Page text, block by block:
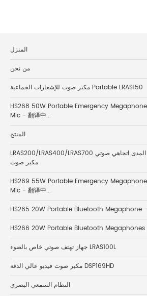
المنزل
من نحن
مكبر صوت للإشعارات الجماعية Partable LRAS150
HS268 50W Portable Emergency
Mic - 翻译中...
المنتج
LRAS200/LRAS400/LRAS700 مكبر صوت طويل المدى اتجاهي صوتي
مكبر صوت
HS269 55W Portable Emergency
Mic - 翻译中...
HS265 20W Portable Bluetooth Megaphone -
HS266 20W Portable Bluetooth Megaphones
جهاز تهتف صوتي خاص بالضوء LRAS100L
مكبر صوت فيديو عالي الدقة DSP169HD
النظام السمعي البصري